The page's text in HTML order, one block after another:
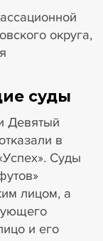
округа,
суды
Девятый
в
Суды
лицом, а
и его